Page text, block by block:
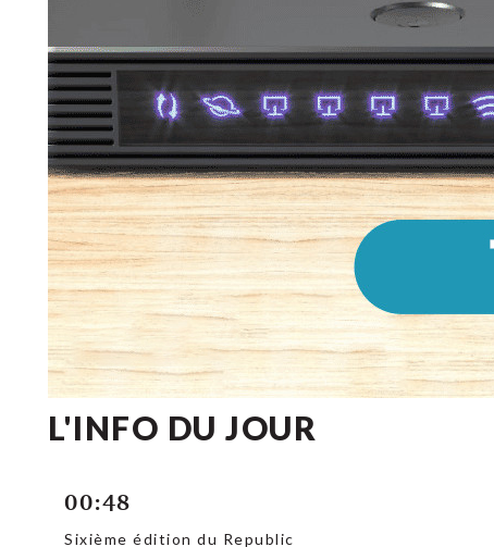
L'INFO DU JOUR
00:48
Sixième édition du Republic